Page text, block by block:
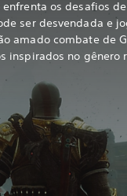
os desafios
ser desvendada e
amado combate de
inspirados no gênero